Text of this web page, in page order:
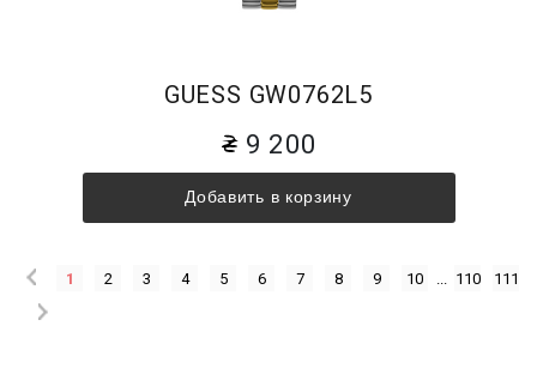
GUESS GW0762L5
9 200
Добавить в корзину
1 2 3 4 5 6 7 8 9 10 110 111